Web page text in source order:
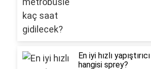
En iyi hızlı yapıştırıcı
hangisi sprey?